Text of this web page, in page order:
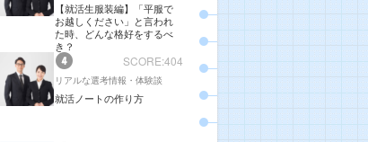
【就活生服装編】「平服で
お越しください」と言われ
た時、どんな格好をするべ
き？
SCORE:404
リアルな選考情報・体験談
就活ノートの作り方